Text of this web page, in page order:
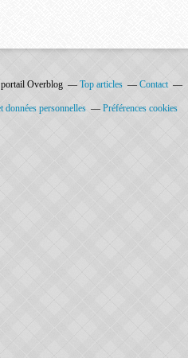
Overblog Top articles Contact
données personnelles Préférences cookies